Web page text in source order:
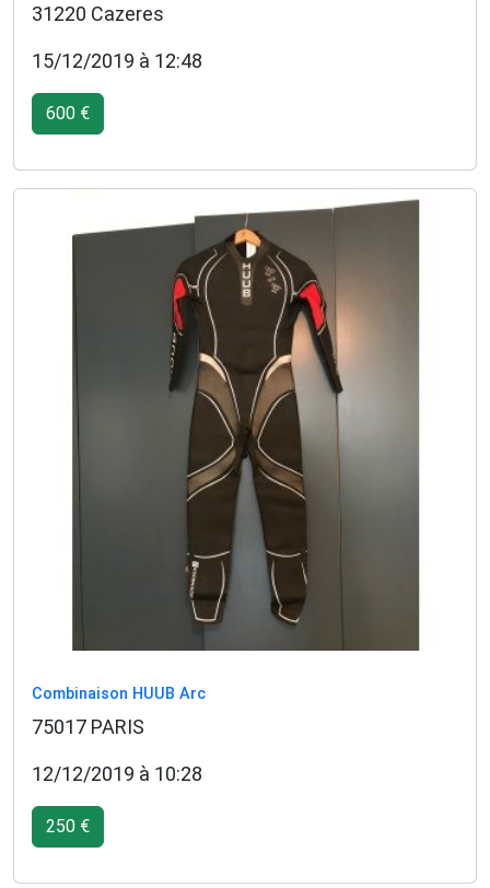
31220 Cazeres
15/12/2019 à 12:48
600 €
Combinaison HUUB Arc
75017 PARIS
12/12/2019 à 10:28
250 €